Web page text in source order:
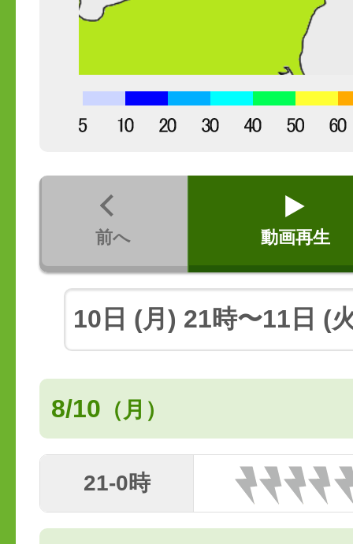
前へ 動画再生
8/10 （月）
21-0時